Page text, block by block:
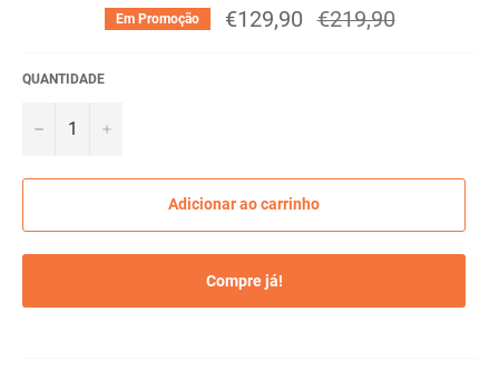
Em Promoção €129,90
Preço
normal
€219,90
QUANTIDADE
− +
Adicionar ao carrinho
Compre já!